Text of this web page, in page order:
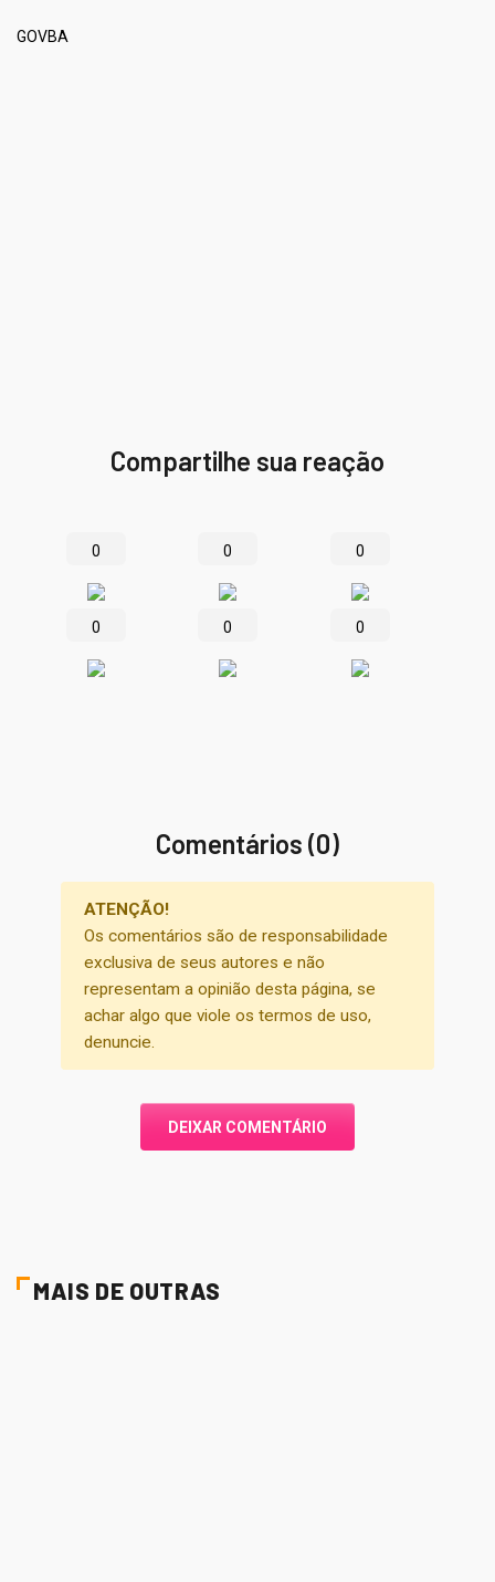
GOVBA
Compartilhe sua reação
0 0 0
0 0 0
Comentários (0)
ATENÇÃO!
Os comentários são de responsabilidade
exclusiva de seus autores e não
representam a opinião desta página, se
achar algo que viole os termos de uso,
denuncie.
DEIXAR COMENTÁRIO
MAIS DE OUTRAS